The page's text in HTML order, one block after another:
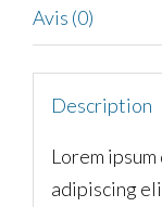
Avis (0)
Description
Lorem
adipiscing